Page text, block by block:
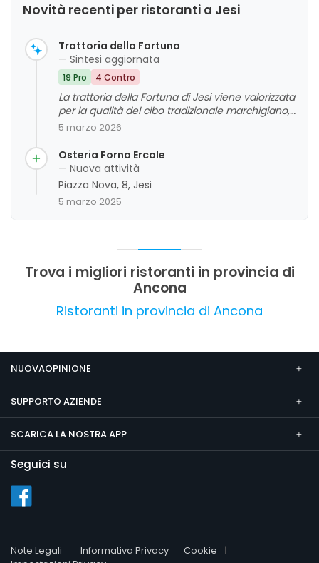
Novità recenti per ristoranti a Jesi
Trattoria della Fortuna
— Sintesi aggiornata
19 Pro 4 Contro
La trattoria della Fortuna di Jesi viene valorizzata
per la qualità del cibo tradizionale marchigiano,
l'ambiente accogliente e il servizio cortese.
piatti e l'attenzione ai dettagli, come l'uso di
prodotti locali e freschi. Non emergono criticità
significative, anche se alcuni clienti segnalano
piccoli aspetti migliorabili come l'arredamento e
la varietà del menù. Nel complesso, viene
nel centro storico di Jesi.
5 marzo 2026
Osteria Forno Ercole
— Nuova attività
Piazza Nova, 8, Jesi
5 marzo 2025
Trova i migliori ristoranti in provincia di
Ancona
Ristoranti in provincia di Ancona
NUOVAOPINIONE
SUPPORTO AZIENDE
SCARICA LA NOSTRA APP
Seguici su
Note Legali Informativa Privacy
Cookie